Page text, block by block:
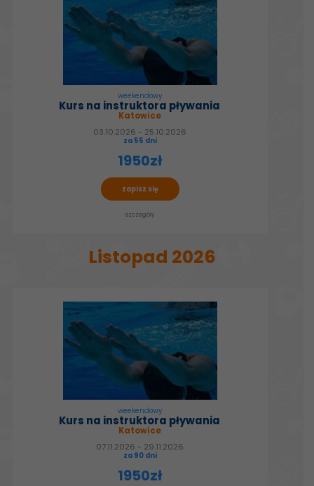
weekendowy
Kurs na instruktora pływania
Katowice
03.10.2026 - 25.10.2026
za 55 dni
1950zł
zapisz się
szczegóły
Listopad 2026
weekendowy
Kurs na instruktora pływania
Katowice
07.11.2026 - 29.11.2026
za 90 dni
1950zł